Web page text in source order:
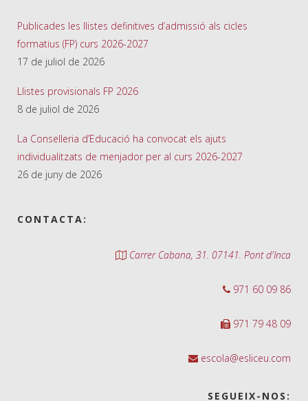
Publicades les llistes definitives d’admissió als cicles
formatius (FP) curs 2026-2027
17 de juliol de 2026
Llistes provisionals FP 2026
8 de juliol de 2026
La Conselleria d’Educació ha convocat els ajuts
individualitzats de menjador per al curs 2026-2027
26 de juny de 2026
CONTACTA:
Carrer Cabana, 31. 07141. Pont d'Inca
971 60 09 86
971 79 48 09
escola@esliceu.com
SEGUEIX-NOS: